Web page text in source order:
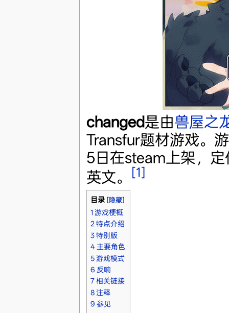
changed是由兽屋之
Transfur题材游戏。
5日在steam上架，
英文。
[1]
目录[隐藏]
1 游戏梗概
2 特点介绍
3 特别版
4 主要角色
5 游戏模式
6 反响
7 相关链接
8 注释
9 参见